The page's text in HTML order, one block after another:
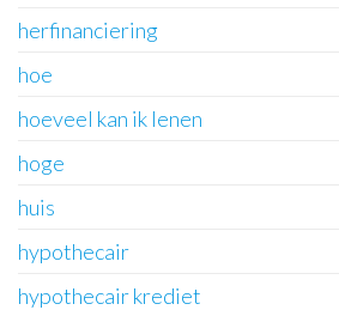
herfinanciering
hoe
hoeveel kan ik lenen
hoge
huis
hypothecair
hypothecair krediet